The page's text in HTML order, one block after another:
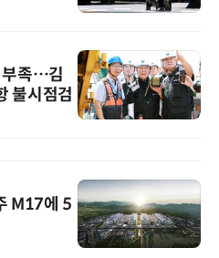
부족…김
불시점검
M17에 5